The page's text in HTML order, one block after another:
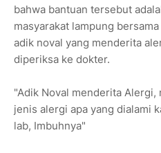
bahwa bantuan tersebut
masyarakat lampung
adik noval yang menderita
diperiksa ke dokter.
"Adik Noval menderita
jenis alergi apa yang dialami
lab, Imbuhnya"